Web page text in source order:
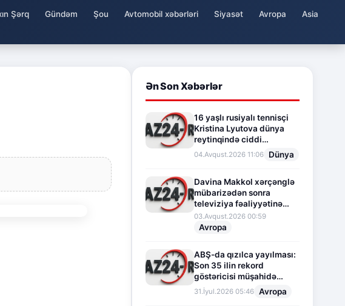
Şərq Gündəm Şou Avtomobil xəbərləri Siyasət Avropa
Asia
Ən Son Xəbərlər
16 yaşlı rusiyalı tennisçi
Kristina Lyutova dünya
reytinqində ciddi
irəliləyişə imza atdı
04.Avqust.2026 11:06 Dünya
Davina Makkol xərçənglə
mübarizədən sonra
televiziya fəaliyyətinə
fasilə verir
03.Avqust.2026 00:59
Avropa
ABŞ-da qızılca yayılması:
Son 35 ilin rekord
göstəricisi müşahidə
olunur
31.İyul.2026 05:46 Avropa